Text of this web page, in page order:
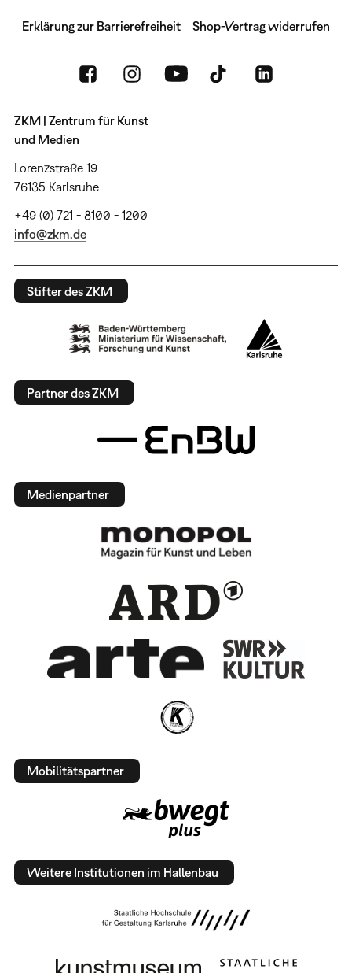
Erklärung zur Barrierefreiheit Shop-Vertrag widerrufen
ZKM | Zentrum für Kunst
und Medien
Lorenzstraße 19
76135 Karlsruhe
+49 (0) 721 - 8100 - 1200
info@zkm.de
Stifter des ZKM
Partner des ZKM
Medienpartner
Mobilitätspartner
Weitere Institutionen im Hallenbau